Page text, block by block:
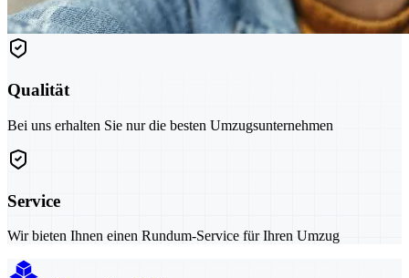
Qualität
Bei uns erhalten Sie nur die besten Umzugsunternehmen
Service
Wir bieten Ihnen einen Rundum-Service für Ihren Umzug